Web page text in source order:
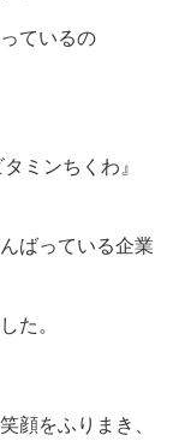
ているの
ミンちくわ』
ばっている企業
た。
顔をふりまき、